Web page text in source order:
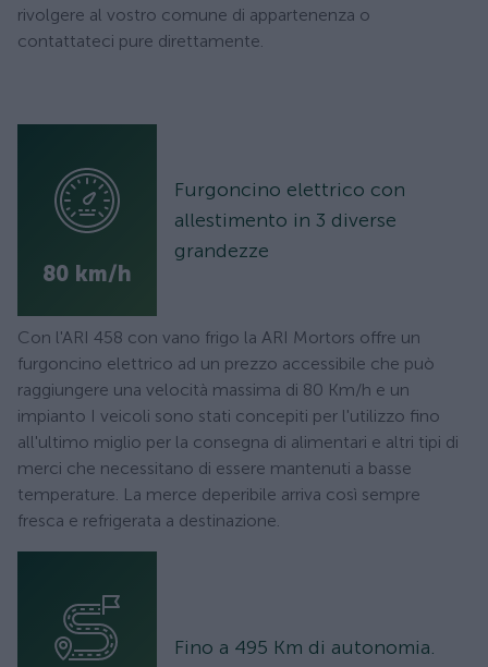
rivolgere al vostro comune di appartenenza o
contattateci pure direttamente.
80 km/h
Furgoncino elettrico con
allestimento in 3 diverse
grandezze
Con l'ARI 458 con vano frigo la ARI Mortors offre un
furgoncino elettrico ad un prezzo accessibile che può
raggiungere una velocità massima di 80 Km/h e un
impianto I veicoli sono stati concepiti per l'utilizzo fino
all'ultimo miglio per la consegna di alimentari e altri tipi di
merci che necessitano di essere mantenuti a basse
temperature. La merce deperibile arriva così sempre
fresca e refrigerata a destinazione.
Fino a 495 Km di autonomia.